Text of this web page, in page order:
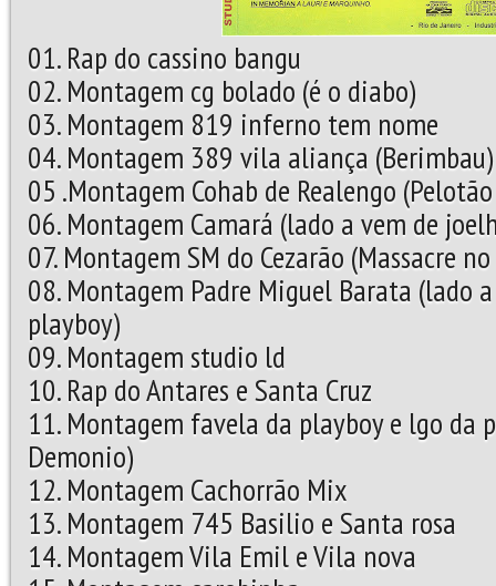
01. Rap do cassino bangu
02. Montagem cg bolado (é o diabo)
03. Montagem 819 inferno tem nome
04. Montagem 389 vila aliança (Berimbau)
05 .Montagem Cohab de Realengo
06. Montagem Camará (lado a vem de
07. Montagem SM do Cezarão (Massacre
08. Montagem Padre Miguel Barata (lado
playboy)
09. Montagem studio ld
10. Rap do Antares e Santa Cruz
11. Montagem favela da playboy e lgo da
Demonio)
12. Montagem Cachorrão Mix
13. Montagem 745 Basilio e Santa rosa
14. Montagem Vila Emil e Vila nova